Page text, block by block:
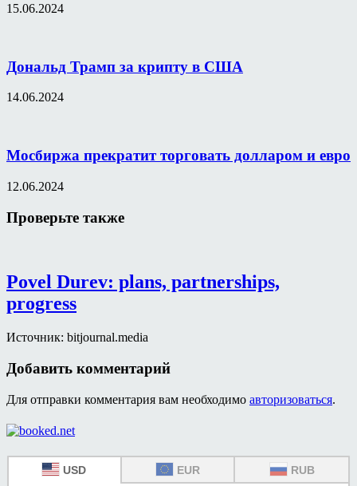
15.06.2024
Дональд Трамп за крипту в США
14.06.2024
Мосбиржа прекратит торговать долларом и евро
12.06.2024
Проверьте также
Povel Durev: plans, partnerships,
progress
Источник: bitjournal.media
Добавить комментарий
Для отправки комментария вам необходимо авторизоваться.